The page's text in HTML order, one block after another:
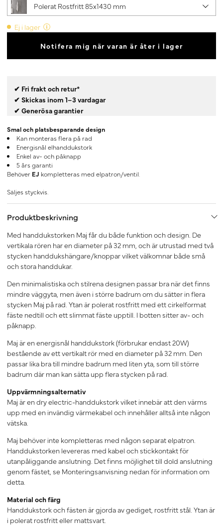
Polerat Rostfritt 85x1430 mm
Ej i lager
Notifera mig när varan är åter i lager
✔ Fri frakt och retur*
✔ Skickas inom 1–3 vardagar
✔ Generösa garantier
Smal och platsbesparande design
Kan monteras flera på rad
Energisnål elhanddukstork
Enkel av- och påknapp
5 års garanti
Behöver EJ kompletteras med elpatron/ventil.
Säljes styckvis.
Produktbeskrivning
Med handdukstorken Maj får du både funktion och design. De
vertikala rören har en diameter på 32 mm, och är utrustad med två
stycken handdukshängare/knoppar vilket välkomnar både små
och stora handdukar.
Den minimalistiska och stilrena designen passar bra när det finns
mindre väggyta, men även i större badrum om du sätter in flera
stycken Maj på rad. Ytan är polerat rostfritt med ett cirkelformat
fäste nedtill och ett slimmat fäste upptill. I botten sitter av- och
påknapp.
Maj är en energisnål handdukstork (förbrukar endast 20W)
bestående av ett vertikalt rör med en diameter på 32 mm. Den
passar lika bra till mindre badrum med liten yta, som till större
badrum där man kan sätta upp flera stycken på rad.
Uppvärmningsalternativ
Maj är en dry electric-handdukstork vilket innebär att den värms
upp med en invändig värmekabel och innehåller alltså inte någon
vätska.
Maj behöver inte kompletteras med någon separat elpatron.
Handdukstorken levereras med kabel och stickkontakt för
utanpåliggande anslutning. Det finns möjlighet till dold anslutning
genom fästet, se Monteringsanvisning nedan för information om
detta.
Material och färg
Handdukstork och fästen är gjorda av gediget, rostfritt stål. Ytan är
i polerat rostfritt eller mattsvart.